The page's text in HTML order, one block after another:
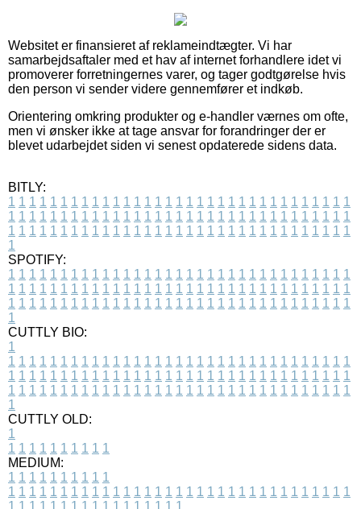
Websitet er finansieret af reklameindtægter. Vi har
samarbejdsaftaler med et hav af internet forhandlere idet vi
promoverer forretningernes varer, og tager godtgørelse hvis
den person vi sender videre gennemfører et indkøb.
Orientering omkring produkter og e-handler værnes om ofte,
men vi ønsker ikke at tage ansvar for forandringer der er
blevet udarbejdet siden vi senest opdaterede sidens data.
BITLY:
1 1 1 1 1 1 1 1 1 1 1 1 1 1 1 1 1 1 1 1 1 1 1 1 1 1 1 1 1 1 1 1 1
1 1 1 1 1 1 1 1 1 1 1 1 1 1 1 1 1 1 1 1 1 1 1 1 1 1 1 1 1 1 1 1 1
1 1 1 1 1 1 1 1 1 1 1 1 1 1 1 1 1 1 1 1 1 1 1 1 1 1 1 1 1 1 1 1 1
1
SPOTIFY:
1 1 1 1 1 1 1 1 1 1 1 1 1 1 1 1 1 1 1 1 1 1 1 1 1 1 1 1 1 1 1 1 1
1 1 1 1 1 1 1 1 1 1 1 1 1 1 1 1 1 1 1 1 1 1 1 1 1 1 1 1 1 1 1 1 1
1 1 1 1 1 1 1 1 1 1 1 1 1 1 1 1 1 1 1 1 1 1 1 1 1 1 1 1 1 1 1 1 1
1
CUTTLY BIO:
1
1 1 1 1 1 1 1 1 1 1 1 1 1 1 1 1 1 1 1 1 1 1 1 1 1 1 1 1 1 1 1 1 1
1 1 1 1 1 1 1 1 1 1 1 1 1 1 1 1 1 1 1 1 1 1 1 1 1 1 1 1 1 1 1 1 1
1 1 1 1 1 1 1 1 1 1 1 1 1 1 1 1 1 1 1 1 1 1 1 1 1 1 1 1 1 1 1 1 1
1
CUTTLY OLD:
1
1 1 1 1 1 1 1 1 1 1
MEDIUM:
1 1 1 1 1 1 1 1 1 1
1 1 1 1 1 1 1 1 1 1 1 1 1 1 1 1 1 1 1 1 1 1 1 1 1 1 1 1 1 1 1 1 1
1 1 1 1 1 1 1 1 1 1 1 1 1 1 1 1 1